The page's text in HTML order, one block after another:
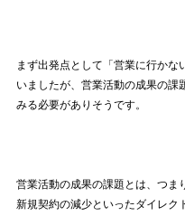
まず出発点として「営業に行かな
いましたが、営業活動の成果の課
みる必要がありそうです。
営業活動の成果の課題とは、つま
新規契約の減少といったダイレク